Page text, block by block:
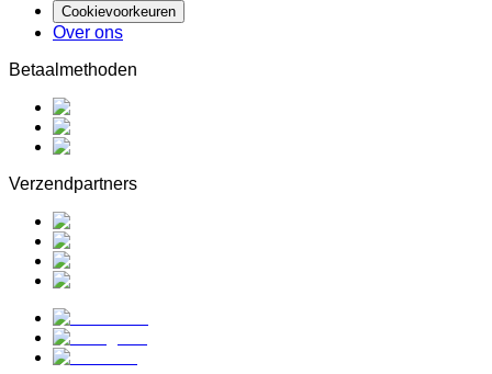
Cookievoorkeuren
Over ons
Betaalmethoden
Verzendpartners